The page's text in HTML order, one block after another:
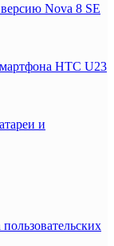
Nova 8 SE
HTC U23
и